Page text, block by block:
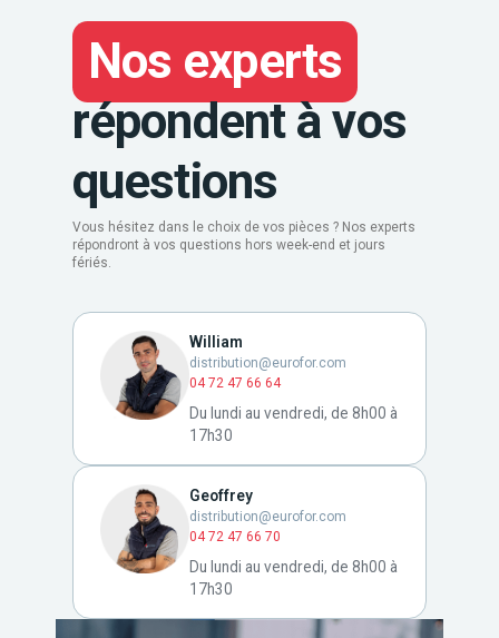
Nos experts
répondent à vos
questions
Vous hésitez dans le choix de vos pièces ? Nos experts
répondront à vos questions hors week-end et jours
fériés.
William
distribution@eurofor.com
04 72 47 66 64
Du lundi au vendredi, de 8h00 à
17h30
Geoffrey
distribution@eurofor.com
04 72 47 66 70
Du lundi au vendredi, de 8h00 à
17h30